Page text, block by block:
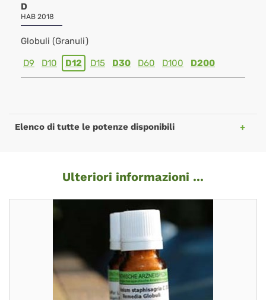
D
HAB 2018
Globuli (Granuli)
D9 D10 D12 D15 D30 D60 D100 D200
Elenco di tutte le potenze disponibili
Ulteriori informazioni ...